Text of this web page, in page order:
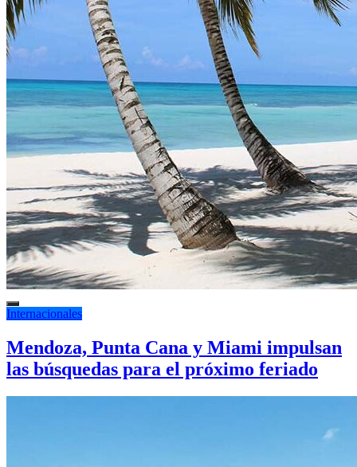
Internacionales
Mendoza, Punta Cana y Miami impulsan
las búsquedas para el próximo feriado